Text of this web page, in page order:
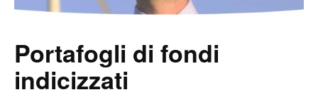
Portafogli di fondi
indicizzati